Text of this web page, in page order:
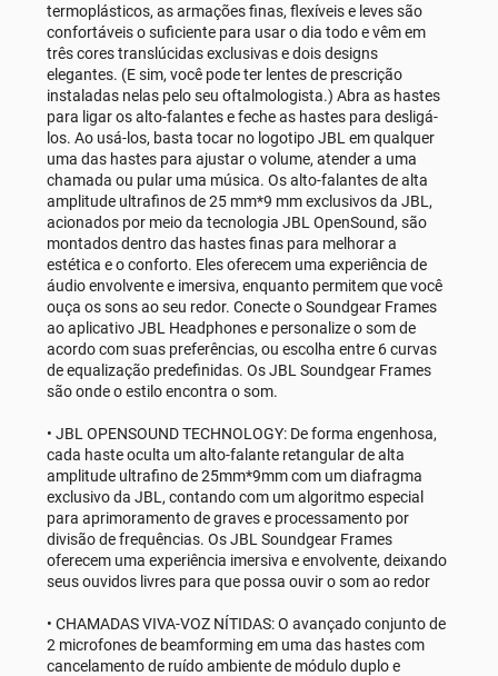
termoplásticos, as armações finas, flexíveis e leves são
confortáveis o suficiente para usar o dia todo e vêm em
três cores translúcidas exclusivas e dois designs
elegantes. (E sim, você pode ter lentes de prescrição
instaladas nelas pelo seu oftalmologista.) Abra as hastes
para ligar os alto-falantes e feche as hastes para desligá-
los. Ao usá-los, basta tocar no logotipo JBL em qualquer
uma das hastes para ajustar o volume, atender a uma
chamada ou pular uma música. Os alto-falantes de alta
amplitude ultrafinos de 25 mm*9 mm exclusivos da JBL,
acionados por meio da tecnologia JBL OpenSound, são
montados dentro das hastes finas para melhorar a
estética e o conforto. Eles oferecem uma experiência de
áudio envolvente e imersiva, enquanto permitem que você
ouça os sons ao seu redor. Conecte o Soundgear Frames
ao aplicativo JBL Headphones e personalize o som de
acordo com suas preferências, ou escolha entre 6 curvas
de equalização predefinidas. Os JBL Soundgear Frames
são onde o estilo encontra o som.
• JBL OPENSOUND TECHNOLOGY: De forma engenhosa,
cada haste oculta um alto-falante retangular de alta
amplitude ultrafino de 25mm*9mm com um diafragma
exclusivo da JBL, contando com um algoritmo especial
para aprimoramento de graves e processamento por
divisão de frequências. Os JBL Soundgear Frames
oferecem uma experiência imersiva e envolvente, deixando
seus ouvidos livres para que possa ouvir o som ao redor
• CHAMADAS VIVA-VOZ NÍTIDAS: O avançado conjunto de
2 microfones de beamforming em uma das hastes com
cancelamento de ruído ambiente de módulo duplo e